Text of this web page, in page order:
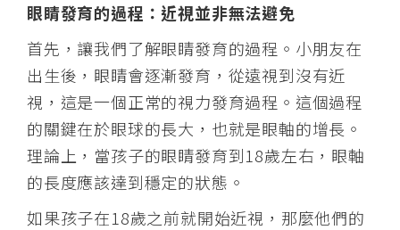
眼睛發育的過程：近視並非無法避免
首先，讓我們了解眼睛發育的過程。小朋友在
出生後，眼睛會逐漸發育，從遠視到沒有近
視，這是一個正常的視力發育過程。這個過程
的關鍵在於眼球的長大，也就是眼軸的增長。
理論上，當孩子的眼睛發育到18歲左右，眼軸
的長度應該達到穩定的狀態。
如果孩子在18歲之前就開始近視，那麼他們的